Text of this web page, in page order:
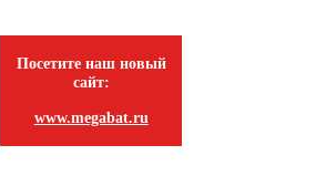
Посетите наш новый
сайт:
www.megabat.ru